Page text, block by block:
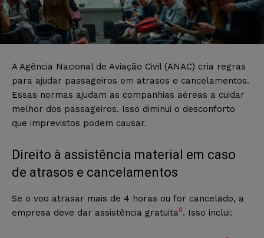
A Agência Nacional de Aviação Civil (ANAC) cria regras
para ajudar passageiros em atrasos e cancelamentos.
Essas normas ajudam as companhias aéreas a cuidar
melhor dos passageiros. Isso diminui o desconforto
que imprevistos podem causar.
Direito à assistência material em caso
de atrasos e cancelamentos
Se o voo atrasar mais de 4 horas ou for cancelado, a
empresa deve dar assistência gratuita8. Isso inclui: